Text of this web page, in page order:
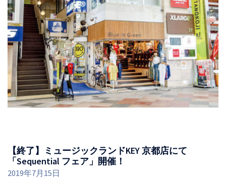
【終了】ミュージックランドKEY 京都店にて
「Sequential フェア」開催！
2019年7月15日